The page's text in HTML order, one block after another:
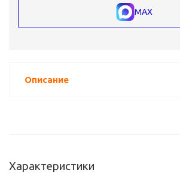
MAX
Описание
Характеристики